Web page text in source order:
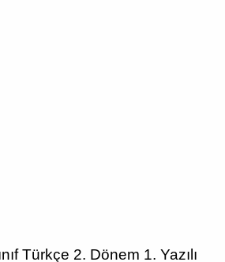
Türkçe 2. Dönem 1. Yazılı